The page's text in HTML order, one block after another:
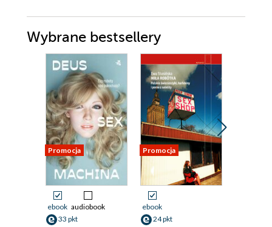
Wybrane bestsellery
Promocja
ebook audiobook
33 pkt
Promocja
ebook
24 pkt